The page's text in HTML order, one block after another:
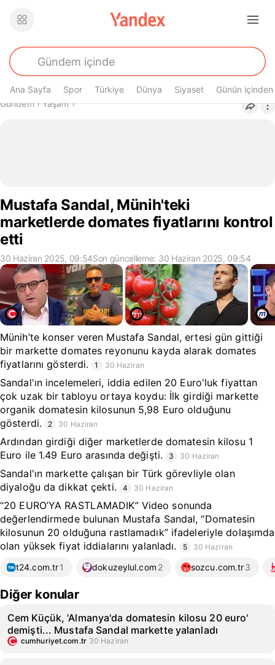
Ana Sayfa Spor Türkiye Dünya Siyaset Günün içinden
Buradasın
Gündem› Yaşam›
Mustafa Sandal, Münih'teki
marketlerde domates fiyatlarını kontrol
etti
30 Haziran 2025, 09:54Son güncelleme: 30 Haziran 2025, 09:54
Münih’te konser veren Mustafa Sandal, ertesi gün gittiği
bir markette domates reyonunu kayda alarak domates
fiyatlarını gösterdi.
1 30 Haziran
Sandal'ın incelemeleri, iddia edilen 20 Euro'luk fiyattan
çok uzak bir tabloyu ortaya koydu: İlk girdiği markette
organik domatesin kilosunun 5,98 Euro olduğunu
gösterdi.
2 30 Haziran
Ardından girdiği diğer marketlerde domatesin kilosu 1
Euro ile 1.49 Euro arasında değişti.
3 30 Haziran
Sandal'ın markette çalışan bir Türk görevliyle olan
diyaloğu da dikkat çekti.
4 30 Haziran
“20 EURO’YA RASTLAMADIK” Video sonunda
değerlendirmede bulunan Mustafa Sandal, “Domatesin
kilosunun 20 olduğuna rastlamadık” ifadeleriyle dolaşımda
olan yüksek fiyat iddialarını yalanladı.
5 30 Haziran
t24.com.tr1 dokuzeylul.com 2 sozcu.com.tr3
Diğer konular
Cem Küçük, 'Almanya'da domatesin kilosu 20 euro'
demişti... Mustafa Sandal markette yalanladı
cumhuriyet.com.tr 30 Haziran